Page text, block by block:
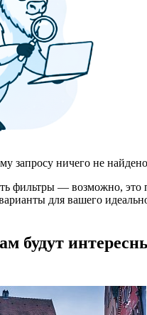
запросу ничего не
фильтры — возможно, это
для вашего
будут